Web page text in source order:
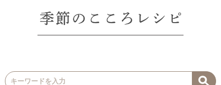
店舗情報